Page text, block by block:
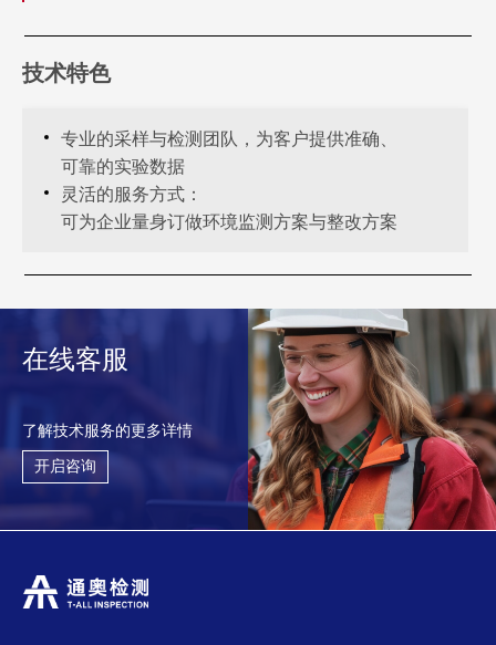
技术特色
专业的采样与检测团队，为客户提供准确、
可靠的实验数据
灵活的服务方式：
可为企业量身订做环境监测方案与整改方案
在线客服
了解技术服务的更多详情
开启咨询